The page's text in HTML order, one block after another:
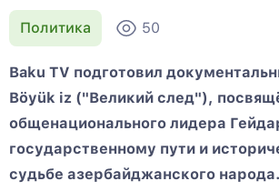
Политика 50
Baku TV подготовил
Böyük iz ("Великий след"),
общенационального лидера
государственному пути и
судьбе азербайджанского народа.